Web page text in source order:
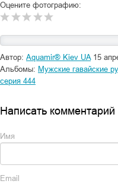
Оцените фотографию:
Автор: Aquamir® Kiev UA15
Альбомы: Мужские гавайские
серия 444
Написать комментарий
Имя
Email